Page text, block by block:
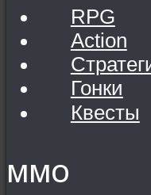
RPG
Action
Гонки
Квесты
MMO